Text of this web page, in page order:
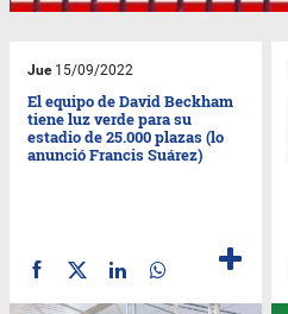
Jue15/09/2022
El equipo de David Beckham
tiene luz verde para su
estadio de 25.000 plazas (lo
anunció Francis Suárez)